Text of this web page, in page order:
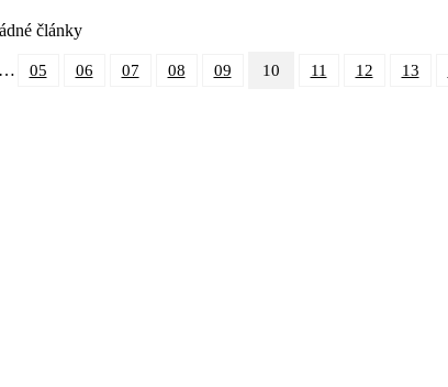
články
… 05 06 07 08 09 10 11 12 13